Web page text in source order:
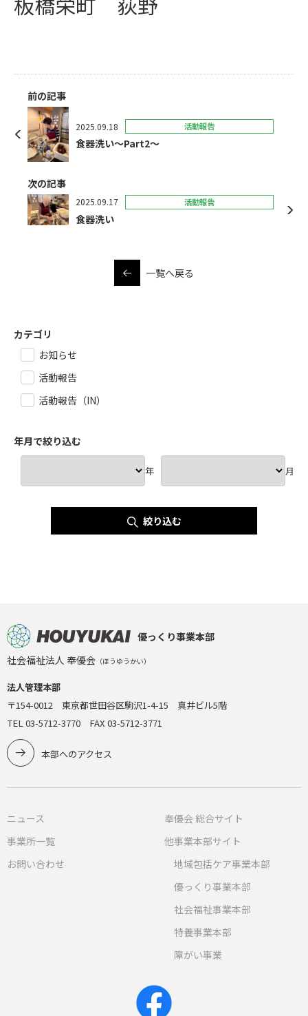
前の記事
2025.09.18 活動報告
食器洗い〜Part2〜
次の記事
2025.09.17 活動報告
食器洗い
一覧へ戻る
カテゴリ
お知らせ
活動報告
活動報告（IN）
年月で絞り込む
年 月
絞り込む
優っくり事業本部
社会福祉法人 奉優会 （ほうゆうかい）
法人管理本部
〒154-0012 東京都世田谷区駒沢1-4-15 真井ビル5階
TEL 03-5712-3770 FAX 03-5712-3771
本部へのアクセス
ニュース
事業所一覧
お問い合わせ
奉優会 総合サイト
他事業本部サイト
地域包括ケア事業本部
優っくり事業本部
社会福祉事業本部
特養事業本部
障がい事業